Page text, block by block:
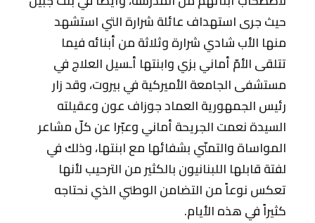
حيث جرى استهداف عائلة شرارة التي استشهد
منها الأب شادي شرارة وثلاثة من أبنائه فيما
تتلقى الأمّ أماني بزي وابنتها أـسيل العلاج في
مستشفى الجامعة الأميركية في بيروت، وقد زار
رئيس الجمهورية العماد جوزاف عون وعقيلته
السيدة نعمت الجريحة أماني وعبّرا عن كلّ مشاعر
المواساة والتمنّي بشفائها مع ابنتها، وذلك في
لفتة قابلها اللبنانيون بالكثير من الترحيب لأنها
تعكس نوعاً من التضامن الوطني الذي نحتاجه
كثيراً في هذه الأيام.